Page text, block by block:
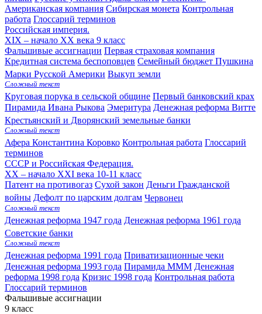
Американская компания Сибирская монета Контрольная
работа Глоссарий терминов
Российская империя.
XIX – начало XX века 9 класс
Фальшивые ассигнации Первая страховая компания
Кредитная система беспоповцев Семейный бюджет Пушкина
Марки Русской Америки Выкуп земли
Сложный текст
Круговая порука в сельской общине Первый банковский крах
Пирамида Ивана Рыкова Эмеритура Денежная реформа Витте
Крестьянский и Дворянский земельные банки
Сложный текст
Афера Константина Коровко Контрольная работа Глоссарий
терминов
СССР и Российская Федерация.
XX – начало XXI века 10-11 класс
Патент на противогаз Сухой закон Деньги Гражданской
войны Дефолт по царским долгам Червонец
Сложный текст
Денежная реформа 1947 года Денежная реформа 1961 года
Советские банки
Сложный текст
Денежная реформа 1991 года Приватизационные чеки
Денежная реформа 1993 года Пирамида МММ Денежная
реформа 1998 года Кризис 1998 года Контрольная работа
Глоссарий терминов
Фальшивые ассигнации
9 класс